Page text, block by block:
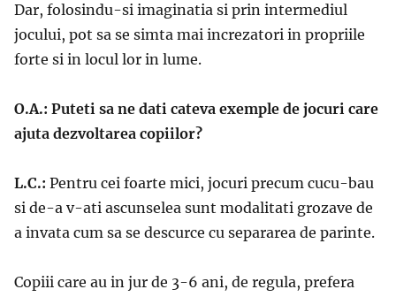
Dar, folosindu-si imaginatia si prin intermediul
jocului, pot sa se simta mai increzatori in propriile
forte si in locul lor in lume.
O.A.: Puteti sa ne dati cateva exemple de jocuri care
ajuta dezvoltarea copiilor?
L.C.: Pentru cei foarte mici, jocuri precum cucu-bau
si de-a v-ati ascunselea sunt modalitati grozave de
a invata cum sa se descurce cu separarea de parinte.
Copiii care au in jur de 3-6 ani, de regula, prefera